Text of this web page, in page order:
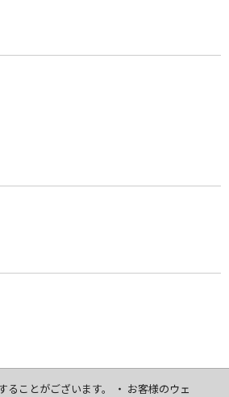
ことがございます。 ・ お客様のウェ